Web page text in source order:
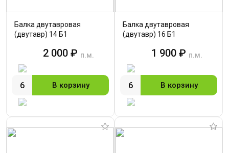
Балка двутавровая
(двутавр) 14 Б1
2 000 ₽ п.м.
В корзину
Балка двутавровая
(двутавр) 16 Б1
1 900 ₽ п.м.
В корзину